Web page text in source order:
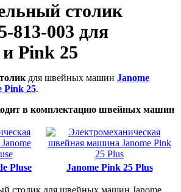
столик
813-003 для
и Pink 25
для швейных машин Janome
Pink 25.
в комплектацию швейных машин
Pluse Janome Pink 25 Plus